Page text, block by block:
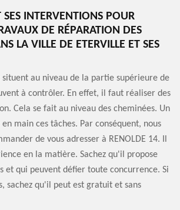
SES INTERVENTIONS POUR
DE RÉPARATION DES
LA VILLE DE ETERVILLE ET SES
situent au niveau de la partie supérieure de
à contrôler. En effet, il faut réaliser des
Cela se fait au niveau des cheminées. Un
main ces tâches. Par conséquent, nous
de vous adresser à RENOLDE 14. Il
en la matière. Sachez qu'il propose
et qui peuvent défier toute concurrence. Si
sachez qu'il peut est gratuit et sans